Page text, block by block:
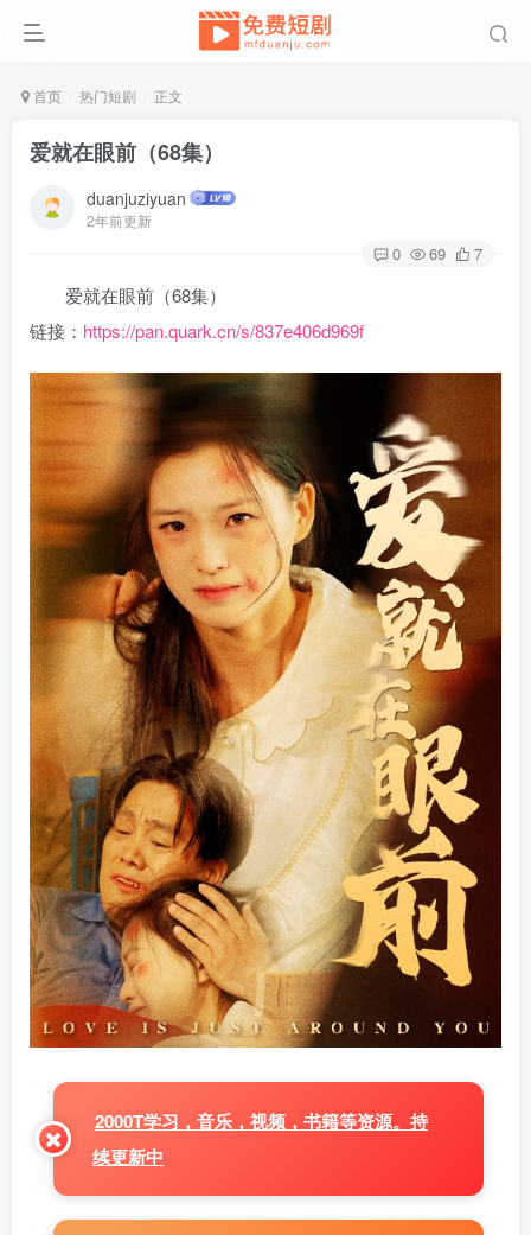
首页 热门短剧 正文
爱就在眼前（68集）
duanjuziyuan
2年前更新
0 69 7
爱就在眼前（68集）
链接： https://pan.quark.cn/s/837e406d969f
2000T学习，音乐，视频，书籍等资源。持
续更新中